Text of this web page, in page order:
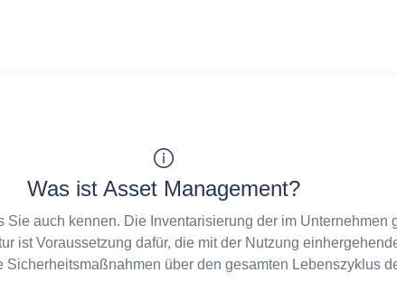
Was ist Asset Management?
auch kennen. Die Inventarisierung der im Unternehmen
ist Voraussetzung dafür, die mit der Nutzung
über den gesamten Lebenszyklus